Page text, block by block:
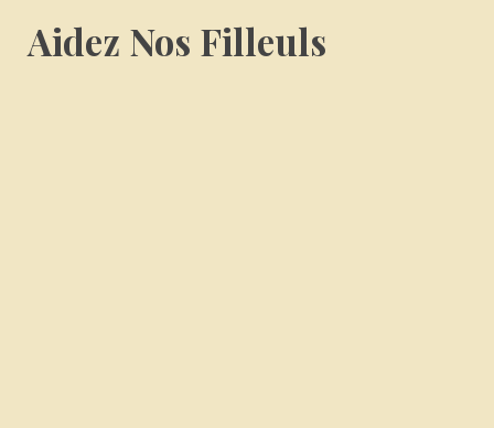
Aidez Nos Filleuls